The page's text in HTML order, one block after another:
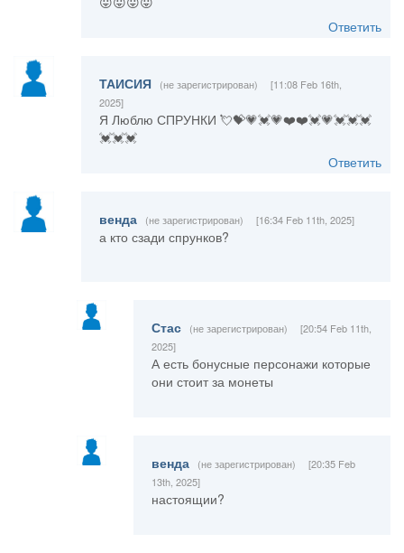
Ответить
ТАИСИЯ (не зарегистрирован)
[11:08 Feb 16th,
2025]
Я Люблю СПРУНКИ 💘💝💗💓💗❤️❤️💓💗💓💓💓
💓💓💓
Ответить
венда (не зарегистрирован) [16:34 Feb 11th, 2025]
а кто сзади спрунков?
Стас (не зарегистрирован)
[20:54 Feb 11th,
2025]
А есть бонусные персонажи которые
они стоит за монеты
венда (не зарегистрирован)
[20:35 Feb
13th, 2025]
настоящии?